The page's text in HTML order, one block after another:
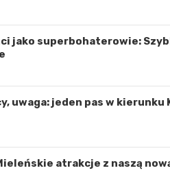
jako superbohaterowie:
uwaga: jeden pas w
atrakcje z naszą